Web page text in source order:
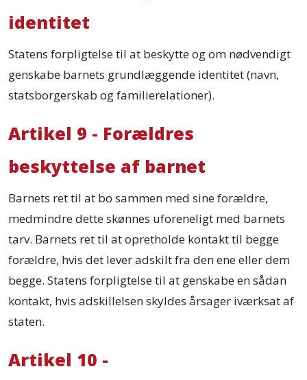
identitet
Statens forpligtelse til at beskytte og om nødvendigt
genskabe barnets grundlæggende identitet (navn,
statsborgerskab og familierelationer).
Artikel 9 - Forældres
beskyttelse af barnet
Barnets ret til at bo sammen med sine forældre,
medmindre dette skønnes uforeneligt med barnets
tarv. Barnets ret til at opretholde kontakt til begge
forældre, hvis det lever adskilt fra den ene eller dem
begge. Statens forpligtelse til at genskabe en sådan
kontakt, hvis adskillelsen skyldes årsager iværksat af
staten.
Artikel 10 -